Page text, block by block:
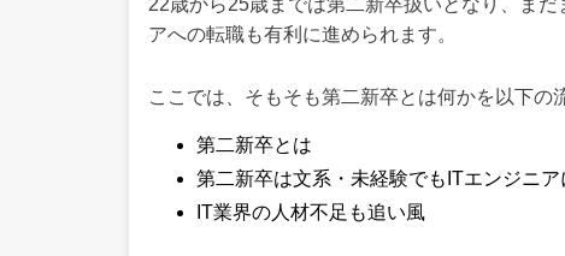
22歳から25歳までは第二新卒扱いとなり、ま
アへの転職も有利に進められます。
ここでは、そもそも第二新卒とは何かを以下の
第二新卒とは
第二新卒は文系・未経験でもITエンジニ
IT業界の人材不足も追い風